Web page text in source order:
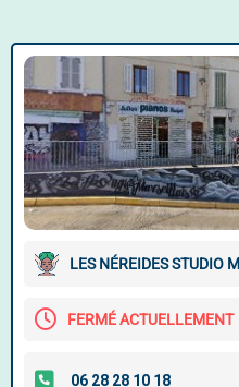
LES NÉREIDES STUDIO
FERMÉ ACTUELLEMENT